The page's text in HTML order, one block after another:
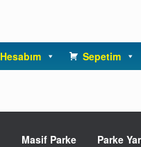
Hesabım Sepetim
Masif Parke
Parke